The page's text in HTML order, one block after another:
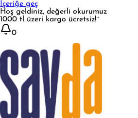
İçeriğe geç
Hoş geldiniz, değerli okurumuz
1000 tl üzeri kargo ücretsiz!¨
0